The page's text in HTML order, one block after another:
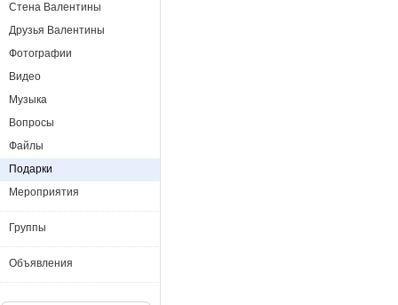
Стена Валентины
Друзья Валентины
Фотографии
Видео
Музыка
Вопросы
Файлы
Подарки
Мероприятия
Группы
Объявления